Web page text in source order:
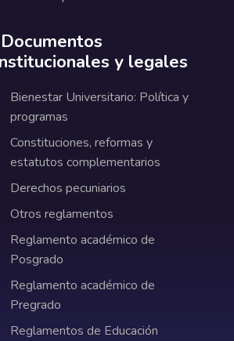
Documentos
y legales
Bienestar Universitario: Política y
programas
Constituciones, reformas y
estatutos complementarios
Derechos pecuniarios
Otros reglamentos
Reglamento académico de
Posgrado
Reglamento académico de
Pregrado
Reglamentos de Educación